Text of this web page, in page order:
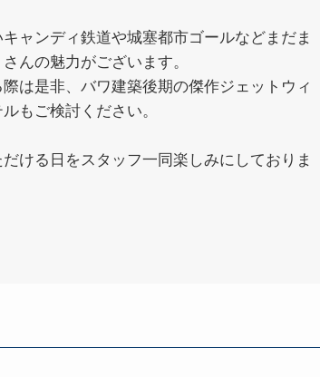
ャンディ鉄道や城塞都市ゴールなどまだま
んの魅力がございます。
は是非、バワ建築後期の傑作ジェットウィ
もご検討ください。
ける日をスタッフ一同楽しみにしておりま